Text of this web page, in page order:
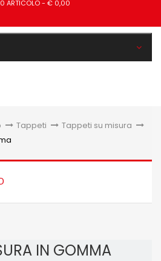
0 ARTICOLO- € 0,00
> Tappeti > Tappeti su misura >
IN GOMMA